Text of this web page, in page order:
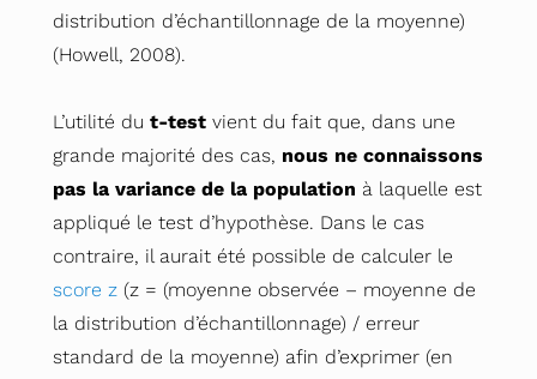
distribution d’échantillonnage de la moyenne)
(Howell, 2008).
L’utilité dut-test vient du fait que, dans une
grande majorité des cas, nous ne connaissons
pas la variance de la population à laquelle est
appliqué le test d’hypothèse. Dans le cas
contraire, il aurait été possible de calculer le
score z (z = (moyenne observée – moyenne de
la distribution d’échantillonnage) / erreur
standard de la moyenne) afin d’exprimer (en